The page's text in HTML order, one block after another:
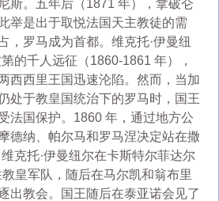
斯。五年后（1871 年），拿破仑
举是出于取悦法国天主教徒的需
，罗马成为首都。维克托·伊曼纽
的千人远征（1860-1861 年），
西西里王国迅速沦陷。然而，当加
处于教皇国统治下的罗马时，国王
法国保护。1860 年，通过地方公
德纳、帕尔马和罗马涅决定站在撒
克托·伊曼纽尔在卡斯特尔菲达尔
皇军队，随后在马尔凯和翁布里
出教会。国王随后在泰亚诺会见了